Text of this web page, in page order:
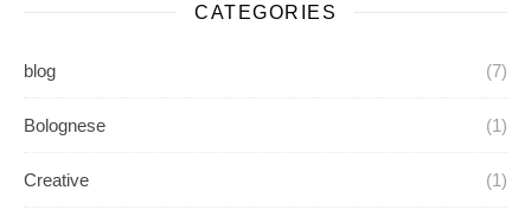
CATEGORIES
blog (7)
Bolognese (1)
Creative (1)